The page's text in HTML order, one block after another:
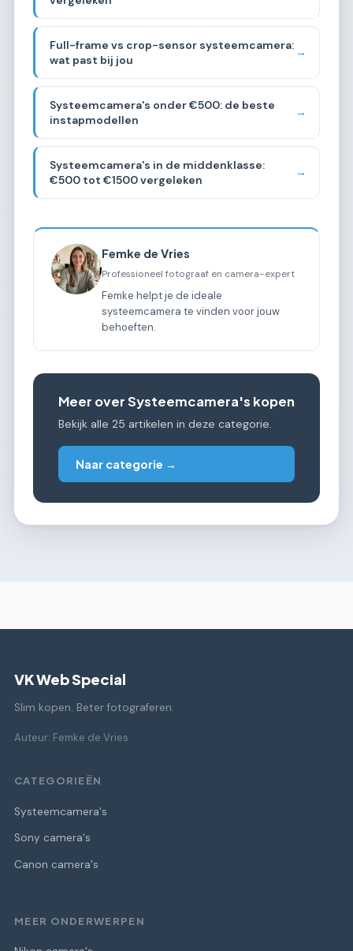
Full-frame vs crop-sensor systeemcamera:
wat past bij jou
→
Systeemcamera's onder €500: de beste
instapmodellen
→
Systeemcamera's in de middenklasse:
€500 tot €1500 vergeleken
→
Femke de Vries
Professioneel fotograaf en camera-expert
Femke helpt je de ideale
systeemcamera te vinden voor jouw
behoeften.
Meer over Systeemcamera's kopen
Bekijk alle 25 artikelen in deze categorie.
Naar categorie →
VK Web Special
Slim kopen. Beter fotograferen.
Auteur: Femke de Vries
CATEGORIEËN
Systeemcamera's
Sony camera's
Canon camera's
MEER ONDERWERPEN